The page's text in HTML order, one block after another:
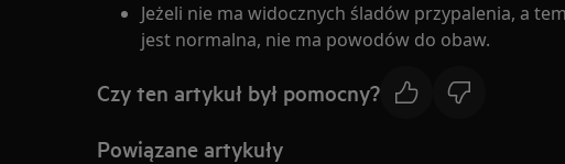
Jeżeli nie ma widocznych śladów przypalenia, a
jest normalna, nie ma powodów do obaw.
Czy ten artykuł był pomocny?
Powiązane artykuły